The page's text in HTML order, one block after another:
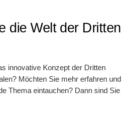
die Welt der Dritten
innovative Konzept der Dritten
Möchten Sie mehr erfahren und
Thema eintauchen? Dann sind Sie